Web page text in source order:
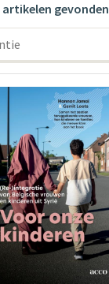
artikelen gevonden